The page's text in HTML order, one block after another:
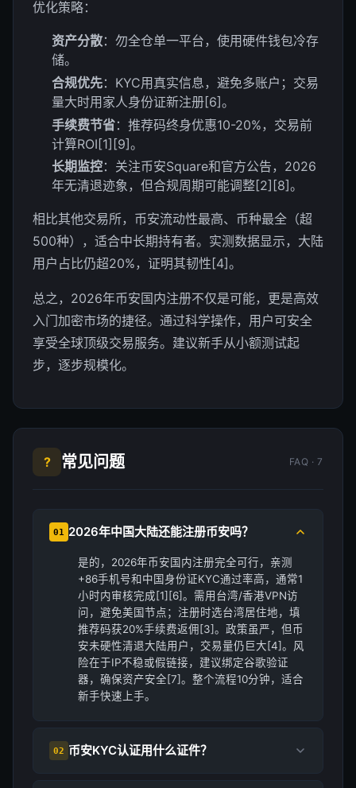
优化策略：
资产分散：勿全仓单一平台，使用硬件钱包冷存
储。
合规优先：KYC用真实信息，避免多账户；交易
量大时用家人身份证新注册[6]。
手续费节省：推荐码终身优惠10-20%，交易前
计算ROI[1][9]。
长期监控：关注币安Square和官方公告，2026
年无清退迹象，但合规周期可能调整[2][8]。
相比其他交易所，币安流动性最高、币种最全（超
500种），适合中长期持有者。实测数据显示，大陆
用户占比仍超20%，证明其韧性[4]。
总之，2026年币安国内注册不仅是可能，更是高效
入门加密市场的捷径。通过科学操作，用户可安全
享受全球顶级交易服务。建议新手从小额测试起
步，逐步规模化。
? 常见问题 FAQ · 7
01 2026年中国大陆还能注册币安吗？
是的，2026年币安国内注册完全可行，亲测
+86手机号和中国身份证KYC通过率高，通常1
小时内审核完成[1][6]。需用台湾/香港VPN访
问，避免美国节点；注册时选台湾居住地，填
推荐码获20%手续费返佣[3]。政策虽严，但币
安未硬性清退大陆用户，交易量仍巨大[4]。风
险在于IP不稳或假链接，建议绑定谷歌验证
器，确保资产安全[7]。整个流程10分钟，适合
新手快速上手。
02 币安KYC认证用什么证件？